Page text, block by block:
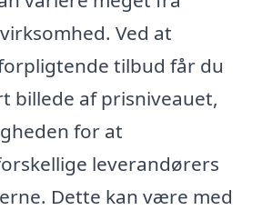
Ved at
tilbud får du
billede af prisniveauet,
for at
leverandørers
Dette kan være med